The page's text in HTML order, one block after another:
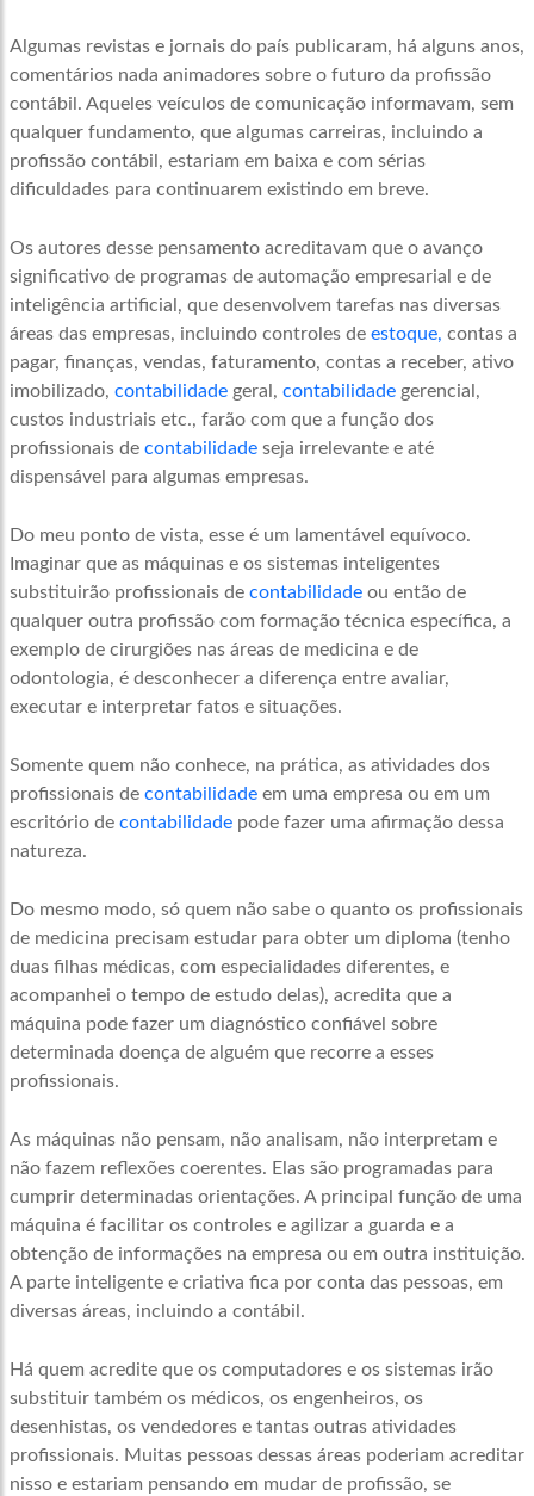
Algumas revistas e jornais do país publicaram, há alguns anos,
comentários nada animadores sobre o futuro da profissão
contábil. Aqueles veículos de comunicação informavam, sem
qualquer fundamento, que algumas carreiras, incluindo a
profissão contábil, estariam em baixa e com sérias
dificuldades para continuarem existindo em breve.
Os autores desse pensamento acreditavam que o avanço
significativo de programas de automação empresarial e de
inteligência artificial, que desenvolvem tarefas nas diversas
áreas das empresas, incluindo controles de estoque, contas a
pagar, finanças, vendas, faturamento, contas a receber, ativo
imobilizado, contabilidadegeral, contabilidadegerencial,
custos industriais etc., farão com que a função dos
profissionais de contabilidadeseja irrelevante e até
dispensável para algumas empresas.
Do meu ponto de vista, esse é um lamentável equívoco.
Imaginar que as máquinas e os sistemas inteligentes
substituirão profissionais de contabilidadeou então de
qualquer outra profissão com formação técnica específica, a
exemplo de cirurgiões nas áreas de medicina e de
odontologia, é desconhecer a diferença entre avaliar,
executar e interpretar fatos e situações.
Somente quem não conhece, na prática, as atividades dos
profissionais de contabilidadeem uma empresa ou em um
escritório de contabilidadepode fazer uma afirmação dessa
natureza.
Do mesmo modo, só quem não sabe o quanto os profissionais
de medicina precisam estudar para obter um diploma (tenho
duas filhas médicas, com especialidades diferentes, e
acompanhei o tempo de estudo delas), acredita que a
máquina pode fazer um diagnóstico confiável sobre
determinada doença de alguém que recorre a esses
profissionais.
As máquinas não pensam, não analisam, não interpretam e
não fazem reflexões coerentes. Elas são programadas para
cumprir determinadas orientações. A principal função de uma
máquina é facilitar os controles e agilizar a guarda e a
obtenção de informações na empresa ou em outra instituição.
A parte inteligente e criativa fica por conta das pessoas, em
diversas áreas, incluindo a contábil.
Há quem acredite que os computadores e os sistemas irão
substituir também os médicos, os engenheiros, os
desenhistas, os vendedores e tantas outras atividades
profissionais. Muitas pessoas dessas áreas poderiam acreditar
nisso e estariam pensando em mudar de profissão, se